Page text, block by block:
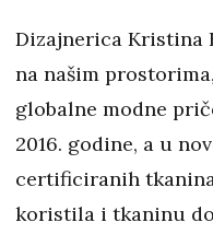
Dizajnerica Kristina
na našim
globalne modne
2016. godine, a u
certificiranih
koristila i tkaninu